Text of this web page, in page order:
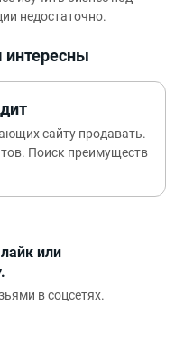
недостаточно.
интересны
сайту продавать.
Поиск преимуществ
или
в соцсетях.